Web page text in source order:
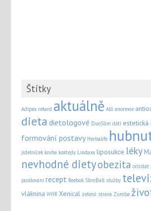
Štítky
Adipex retard aktuálně Alli anorexie
dieta dietologové DuoSlim děti estetická
formování postavy Herbalife
jídelníček kniha koktejly Lindaxa liposukce léky
nevhodné dietyobezita orlistat
posilování recept Reebok SlimBall služby
vláknina WHR Xenical zelená strava Zumba